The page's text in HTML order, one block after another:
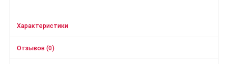
Характеристики
Отзывов (0)